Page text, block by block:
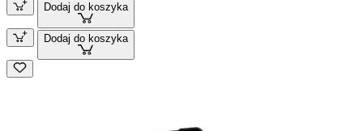
Dodaj do koszyka
Dodaj do koszyka